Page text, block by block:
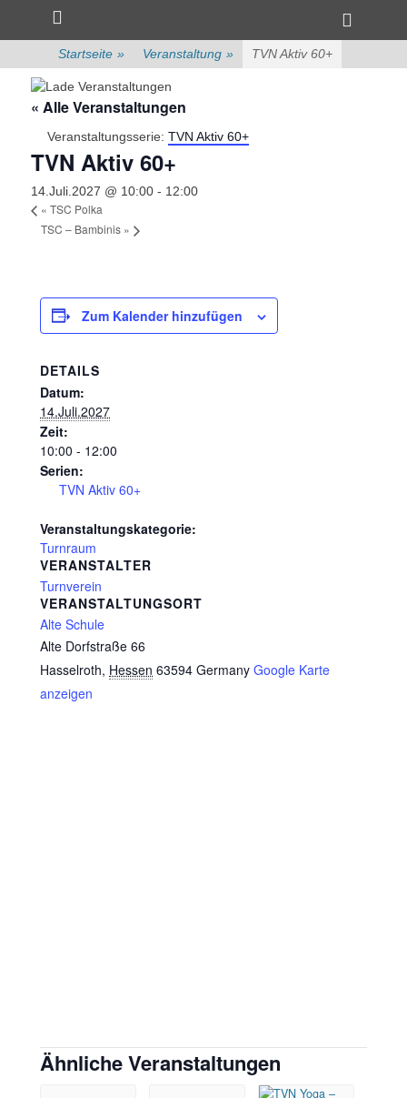
zum
Inhalt
überspringen
Primärmenü
Toggle
Startseite » Veranstaltung » TVN Aktiv 60+
« Alle Veranstaltungen
Veranstaltungsserie: TVN Aktiv 60+
TVN Aktiv 60+
14.Juli.2027 @ 10:00 - 12:00
« TSC Polka
TSC – Bambinis »
Zum Kalender hinzufügen
DETAILS
Datum:
14.Juli.2027
Zeit:
10:00 - 12:00
Serien:
TVN Aktiv 60+
Veranstaltungskategorie:
Turnraum
VERANSTALTER
Turnverein
VERANSTALTUNGSORT
Alte Schule
Alte Dorfstraße 66
Hasselroth, Hessen 63594 Germany Google Karte
anzeigen
Ähnliche Veranstaltungen